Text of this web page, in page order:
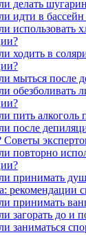
делать
идти в бассейн
использовать
ходить в
мыться после
обезболивать
пить алкоголь
после
Советы
повторно
принимать душ
рекомендации
принимать
загорать до и
заниматься